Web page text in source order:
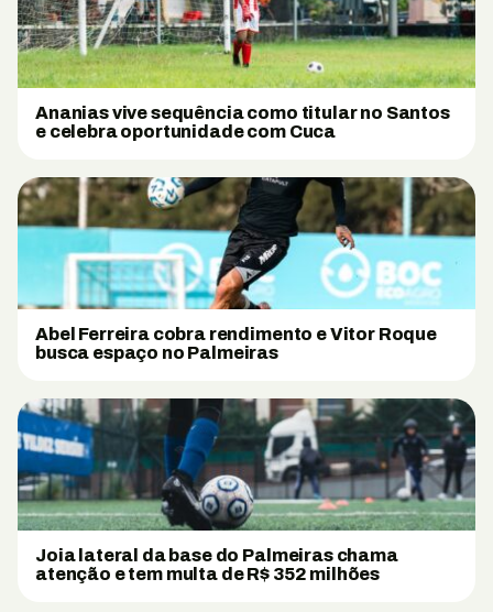
Ananias vive sequência como titular no Santos
e celebra oportunidade com Cuca
Abel Ferreira cobra rendimento e Vitor Roque
busca espaço no Palmeiras
Joia lateral da base do Palmeiras chama
atenção e tem multa de R$ 352 milhões